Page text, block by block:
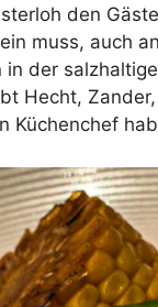
den
muss, auch
der
Hecht,